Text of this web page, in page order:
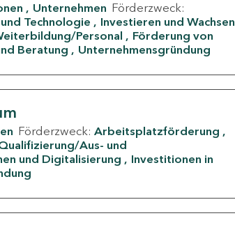
Unternehmen Förderzweck:
Technologie
Investieren und Wachsen
Personal
Förderung von
Beratung Unternehmensgründung
Förderzweck: Arbeitsplatzförderung
Aus- und
und Digitalisierung
Investitionen in